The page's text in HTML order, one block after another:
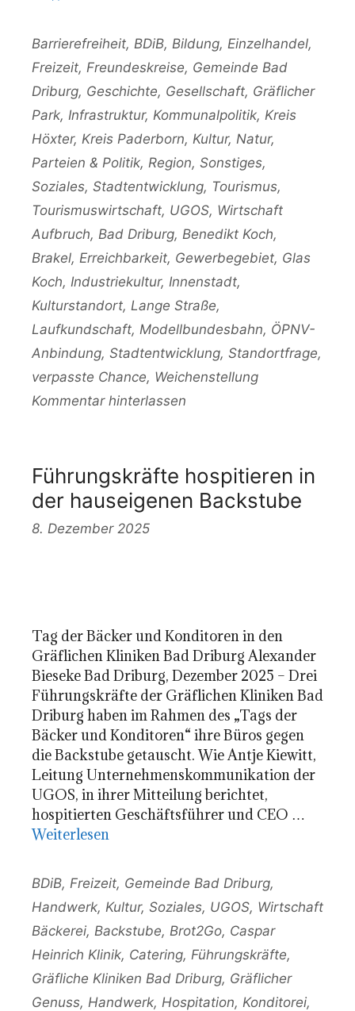
Kategorien
Barrierefreiheit, BDiB, Bildung, Einzelhandel,
Freizeit, Freundeskreise, Gemeinde Bad
Driburg, Geschichte, Gesellschaft, Gräflicher
Park, Infrastruktur, Kommunalpolitik, Kreis
Höxter, Kreis Paderborn, Kultur, Natur,
Parteien & Politik, Region, Sonstiges,
Soziales, Stadtentwicklung, Tourismus,
Tourismuswirtschaft, UGOS, Wirtschaft
Schlagwörter
Aufbruch, Bad Driburg, Benedikt Koch,
Brakel, Erreichbarkeit, Gewerbegebiet, Glas
Koch, Industriekultur, Innenstadt,
Kulturstandort, Lange Straße,
Laufkundschaft, Modellbundesbahn, ÖPNV-
Anbindung, Stadtentwicklung, Standortfrage,
verpasste Chance, Weichenstellung
Kommentar hinterlassen
Führungskräfte hospitieren in
der hauseigenen Backstube
8. Dezember 2025
Tag der Bäcker und Konditoren in den
Gräflichen Kliniken Bad Driburg Alexander
Bieseke Bad Driburg, Dezember 2025 – Drei
Führungskräfte der Gräflichen Kliniken Bad
Driburg haben im Rahmen des „Tags der
Bäcker und Konditoren“ ihre Büros gegen
die Backstube getauscht. Wie Antje Kiewitt,
Leitung Unternehmenskommunikation der
UGOS, in ihrer Mitteilung berichtet,
hospitierten Geschäftsführer und CEO …
Weiterlesen
Kategorien
BDiB, Freizeit, Gemeinde Bad Driburg,
Handwerk, Kultur, Soziales, UGOS, Wirtschaft
Schlagwörter
Bäckerei, Backstube, Brot2Go, Caspar
Heinrich Klinik, Catering, Führungskräfte,
Gräfliche Kliniken Bad Driburg, Gräflicher
Genuss, Handwerk, Hospitation, Konditorei,